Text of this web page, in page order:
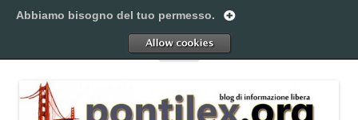
al
Pontilex
Menu
Abbiamo bisogno del tuo permesso.